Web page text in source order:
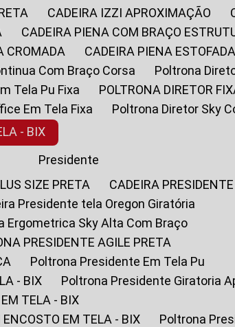
CADEIRA IZZI APROXIMAÇÃO
CADEIRA PIENA COM BRAÇO
CROMADA
CADEIRA PIENA
Com Braço Corsa
Poltrona
Tela Pu Fixa
POLTRONA DIRETOR
Em Tela Fixa
Poltrona Diretor Sky
- BIX
Presidente
SIZE PRETA
CADEIRA
Presidente tela Oregon Giratória
Ergometrica Sky Alta Com Braço
PRESIDENTE AGILE PRETA
Poltrona Presidente Em Tela Pu
- BIX
Poltrona Presidente Giratoria
EM TELA - BIX
ENCOSTO EM TELA - BIX
Poltrona